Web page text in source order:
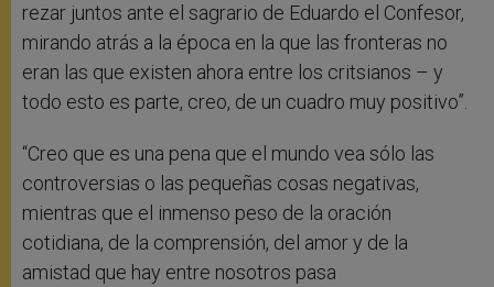
rezar juntos ante el sagrario de Eduardo el Confesor,
mirando atrás a la época en la que las fronteras no
eran las que existen ahora entre los critsianos – y
todo esto es parte, creo, de un cuadro muy positivo”.
“Creo que es una pena que el mundo vea sólo las
controversias o las pequeñas cosas negativas,
mientras que el inmenso peso de la oración
cotidiana, de la comprensión, del amor y de la
amistad que hay entre nosotros pasa